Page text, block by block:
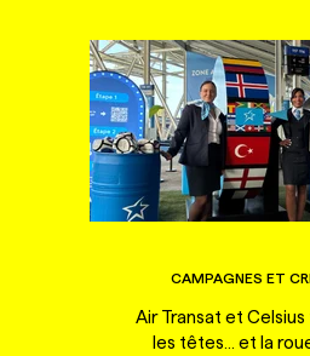
CAMPAGNES ET
Air Transat et
les têtes... et la